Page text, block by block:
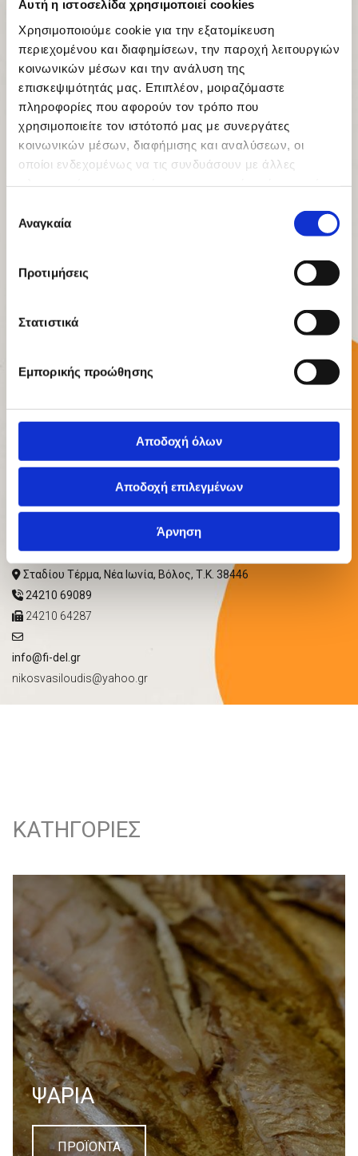
Αυτή η ιστοσελίδα χρησιμοποιεί cookies
Χρησιμοποιούμε cookie για την εξατομίκευση
περιεχομένου και διαφημίσεων, την παροχή λειτουργιών
κοινωνικών μέσων και την ανάλυση της
επισκεψιμότητάς μας. Επιπλέον, μοιραζόμαστε
πληροφορίες που αφορούν τον τρόπο που
χρησιμοποιείτε τον ιστότοπό μας με συνεργάτες
κοινωνικών μέσων, διαφήμισης και αναλύσεων, οι
οποίοι ενδεχομένως να τις συνδυάσουν με άλλες
των υπηρεσιών τους.
συγκατάθεσης
Αναγκαία
Προτιμήσεις
Στατιστικά
Εμπορικής προώθησης
Αποδοχή όλων
Αποδοχή επιλεγμένων
Άρνηση
ΜΕΓΕΘΟΣ ΔΟΧΕΙΟΥ
ΜΕΓΕΘΟΣ ΚΙΒΩΤΙΟΥ
ΣΥΣΚΕΥΑΣΙΑ
FIDEL - ΒΑΣΙΛΟΥΔΗ
ΙΩΑΝΝΟΥ ΥΙΟΙ Ο.Ε
μυστικά που μεταφέρονται από σε γενιά σε γενιά,
αποτελούν την καλύτερη εγγύηση για κάθε προϊόν.
ΣΤΟΙΧΕΙΑ ΕΠΙΚΟΙΝΩΝΙΑΣ
 Σταδίου Τέρμα, Νέα Ιωνία, Βόλος, Τ.Κ. 38446
 24210 69089
 24210 64287

info@fi-del.gr
nikosvasiloudis@yahoo.gr
KΑΤΗΓΟΡΙΕΣ
ΨΑΡΙΑ
ΠΡΟΪΟΝΤΑ